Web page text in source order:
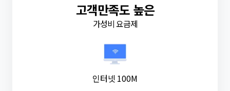
고객만족도 높은
가성비 요금제
인터넷 100M